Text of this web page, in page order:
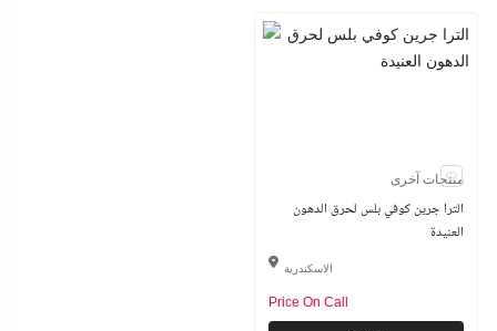
منتجات آخرى
الترا جرين كوفي بلس لحرق الدهون
العنيدة
الاسكندرية
Price On Call